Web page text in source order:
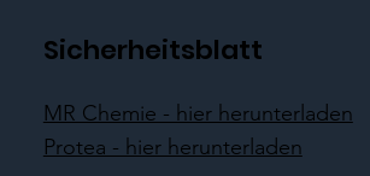
Sicherheitsblatt
MR Chemie - hier herunterladen
Protea - hier herunterladen